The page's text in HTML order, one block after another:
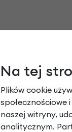
Na tej
Plików cookie
społecznościowe
naszej witryny,
analitycznym.